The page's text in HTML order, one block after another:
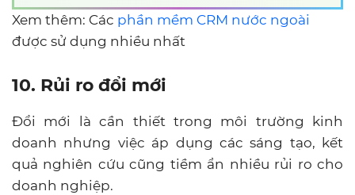
Xem thêm: Các phần mềm CRM nước ngoài
được sử dụng nhiều nhất
10. Rủi ro đổi mới
Đổi mới là cần thiết trong môi trường kinh
doanh nhưng việc áp dụng các sáng tạo, kết
quả nghiên cứu cũng tiềm ẩn nhiều rủi ro cho
doanh nghiệp.